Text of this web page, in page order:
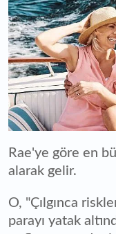
Rae'ye göre en
alarak gelir.
O, "Çılgınca
parayı yatak